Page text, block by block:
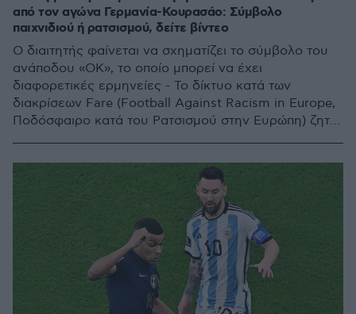
από τον αγώνα Γερμανία-Κουρασάο: Σύμβολο
παιχνιδιού ή ρατσισμού, δείτε βίντεο
Ο διαιτητής φαίνεται να σχηματίζει το σύμβολο του
ανάποδου «ΟΚ», το οποίο μπορεί να έχει
διαφορετικές ερμηνείες - Το δίκτυο κατά των
διακρίσεων Fare (Football Against Racism in Europe,
Ποδόσφαιρο κατά του Ρατσισμού στην Ευρώπη) ζητά